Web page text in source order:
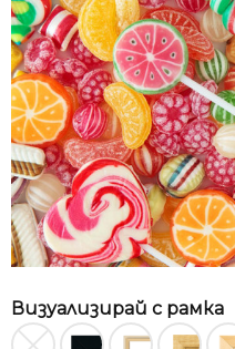
Визуализирай с рамка